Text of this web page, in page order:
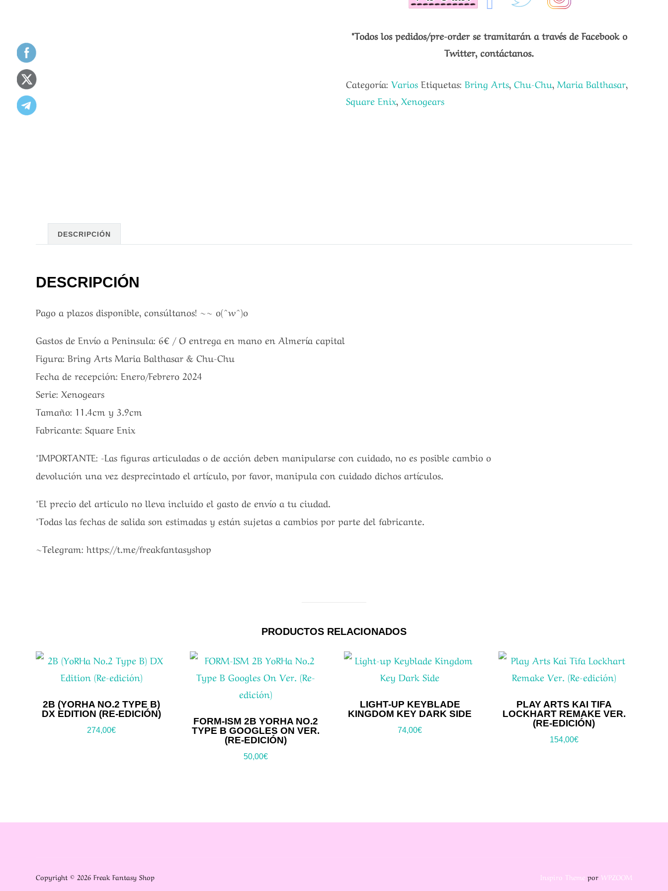
*Todos los pedidos/pre-order se tramitarán a través de Facebook o
Twitter, contáctanos.
Categoría: Varios Etiquetas: Bring Arts, Chu-Chu, Maria Balthasar,
Square Enix, Xenogears
DESCRIPCIÓN
DESCRIPCIÓN
Pago a plazos disponible, consúltanos! ~~ o(^w^)o
Gastos de Envío a Peninsula: 6€ / O entrega en mano en Almería capital
Figura: Bring Arts Maria Balthasar & Chu-Chu
Fecha de recepción: Enero/Febrero 2024
Serie: Xenogears
Tamaño: 11.4cm y 3.9cm
Fabricante: Square Enix
*IMPORTANTE: -Las figuras articuladas o de acción deben manipularse con cuidado, no es posible cambio o
devolución una vez desprecintado el artículo, por favor, manipula con cuidado dichos artículos.
*El precio del articulo no lleva incluido el gasto de envío a tu ciudad.
*Todas las fechas de salida son estimadas y están sujetas a cambios por parte del fabricante.
~Telegram: https://t.me/freakfantasyshop
PRODUCTOS RELACIONADOS
2B (YORHA NO.2 TYPE B)
DX EDITION (RE-EDICIÓN)
274,00€
FORM-ISM 2B YORHA NO.2
TYPE B GOOGLES ON VER.
(RE-EDICIÓN)
50,00€
LIGHT-UP KEYBLADE
KINGDOM KEY DARK SIDE
74,00€
PLAY ARTS KAI TIFA
LOCKHART REMAKE VER.
(RE-EDICIÓN)
154,00€
Copyright © 2026 Freak Fantasy Shop Inspiro Theme por WPZOOM